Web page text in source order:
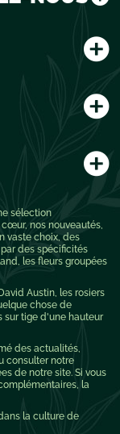
sélection
nos nouveautés,
vaste choix, des
des spécificités
les fleurs groupées
Austin, les rosiers
chose de
sur tige d'une hauteur
des actualités,
consulter notre
de notre site. Si vous
la
la culture de